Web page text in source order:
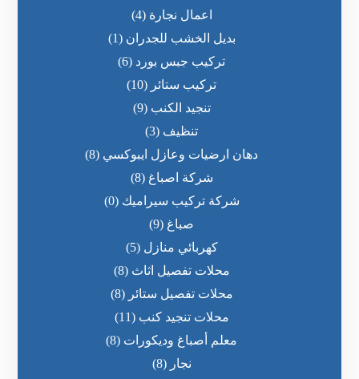
اعمال نجارة (4)
بديل الخشب للجدران (1)
تركيب جبس بورد (6)
تركيب ستائر (10)
تنجيد الكنب (9)
تنظيف (3)
دهان ارضيات وعازل ايبوكسي (8)
شركة اصباغ (8)
شركة تركيب سيراميك (0)
صباغ (9)
كهربائي منازل (5)
محلات تفصيل اثاث (8)
محلات تفصيل ستائر (8)
محلات تنجيد كنب (11)
معلم أصباغ وديكورات (8)
نجار (8)